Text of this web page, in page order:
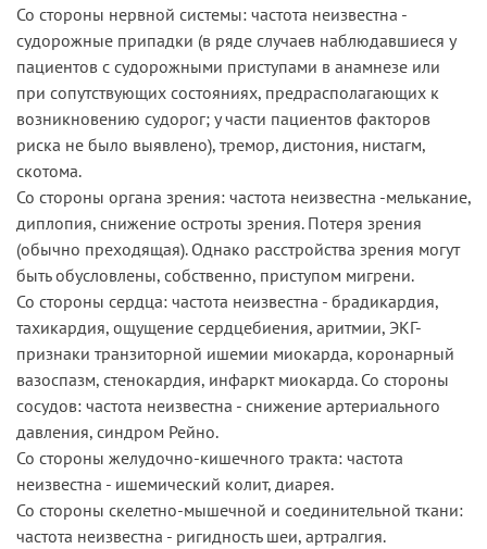
Со стороны нервной системы: частота неизвестна -
судорожные припадки (в ряде случаев наблюдавшиеся у
пациентов с судорожными приступами в анамнезе или
при сопутствующих состояниях, предрасполагающих к
возникновению судорог; у части пациентов факторов
риска не было выявлено), тремор, дистония, нистагм,
скотома.
Со стороны органа зрения: частота неизвестна -мелькание,
диплопия, снижение остроты зрения. Потеря зрения
(обычно преходящая). Однако расстройства зрения могут
быть обусловлены, собственно, приступом мигрени.
Со стороны сердца: частота неизвестна - брадикардия,
тахикардия, ощущение сердцебиения, аритмии, ЭКГ-
признаки транзиторной ишемии миокарда, коронарный
вазоспазм, стенокардия, инфаркт миокарда. Со стороны
сосудов: частота неизвестна - снижение артериального
давления, синдром Рейно.
Со стороны желудочно-кишечного тракта: частота
неизвестна - ишемический колит, диарея.
Со стороны скелетно-мышечной и соединительной ткани:
частота неизвестна - ригидность шеи, артралгия.